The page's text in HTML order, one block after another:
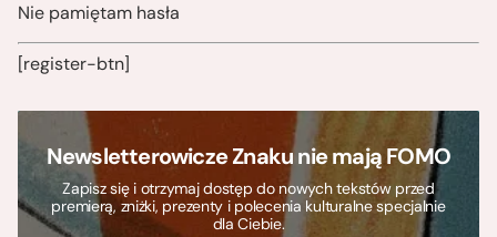
Nie pamiętam hasła
[register-btn]
Newsletterowicze Znaku nie mają FOMO
Zapisz się i otrzymaj dostęp do nowych tekstów przed
premierą, zniżki, prezenty i polecenia kulturalne specjalnie
dla Ciebie.